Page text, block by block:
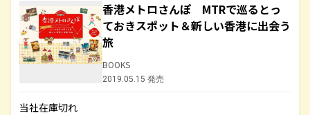
香港メトロさんぽ MTRで巡るとっ
ておきスポット＆新しい香港に出会う
旅
BOOKS
2019.05.15 発売
当社在庫切れ